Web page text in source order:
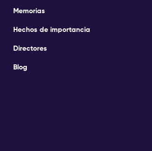
Memorias
Hechos de importancia
Directores
Blog